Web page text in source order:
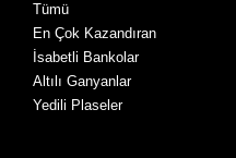
Tümü
En Çok Kazandıran
İsabetli Bankolar
Altılı Ganyanlar
Yedili Plaseler